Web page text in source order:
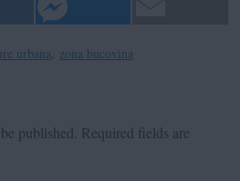
urbana, zona bucovina
published. Required fields are